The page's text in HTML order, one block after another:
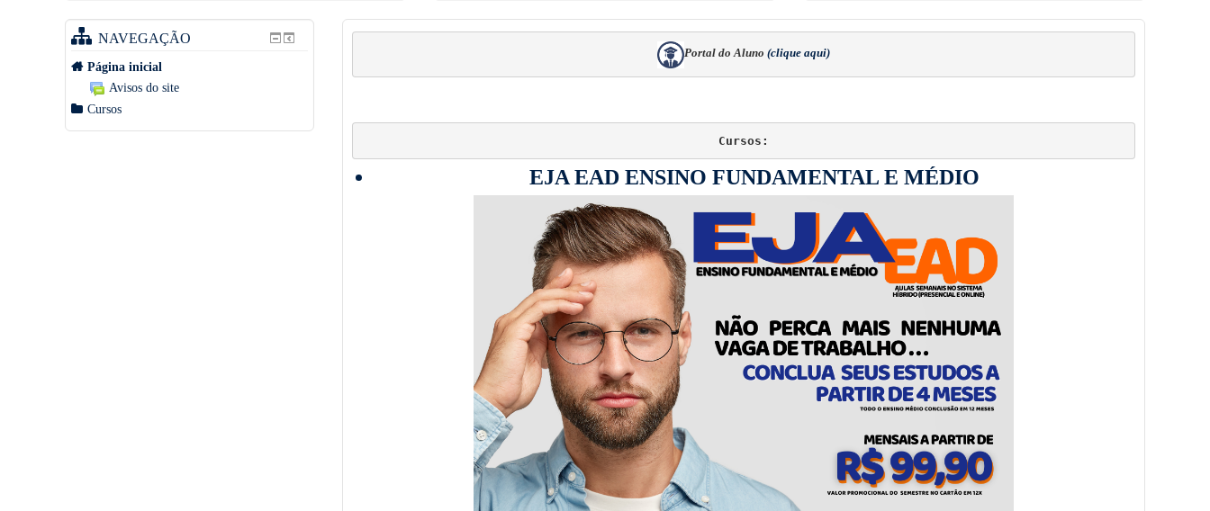
Portal do Aluno (clique aqui)
Cursos:
EJA EAD ENSINO FUNDAMENTAL E MÉDIO
NAVEGAÇÃO
Página inicial
Avisos do site
Cursos